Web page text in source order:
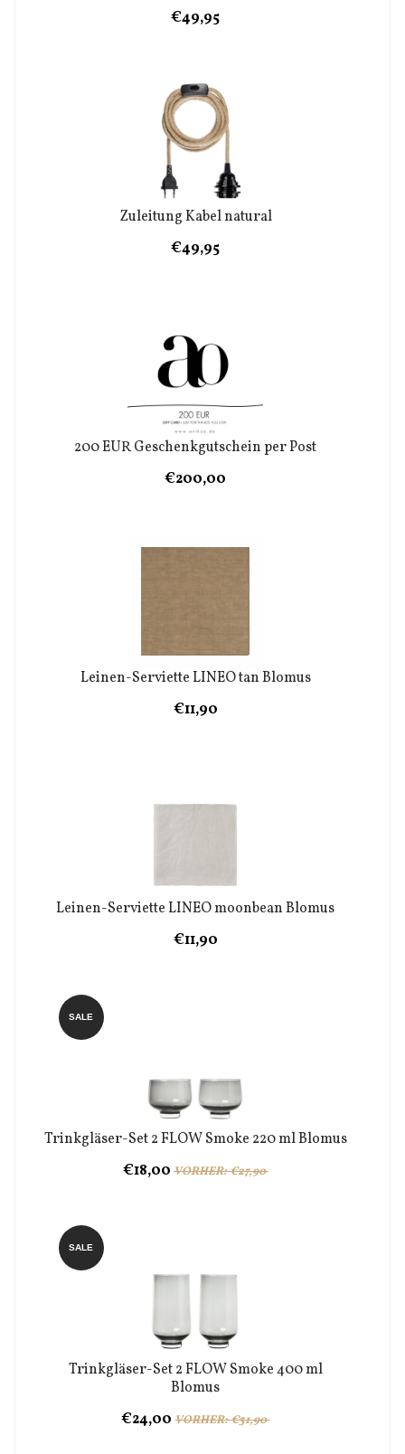
€49,95
Zuleitung Kabel natural
€49,95
200 EUR Geschenkgutschein per Post
€200,00
Leinen-Serviette LINEO tan Blomus
€11,90
Leinen-Serviette LINEO moonbean Blomus
€11,90
Trinkgläser-Set 2 FLOW Smoke 220 ml Blomus
SALE
€18,00 VORHER: €27,90
Trinkgläser-Set 2 FLOW Smoke 400 ml
Blomus
SALE
€24,00 VORHER: €31,90